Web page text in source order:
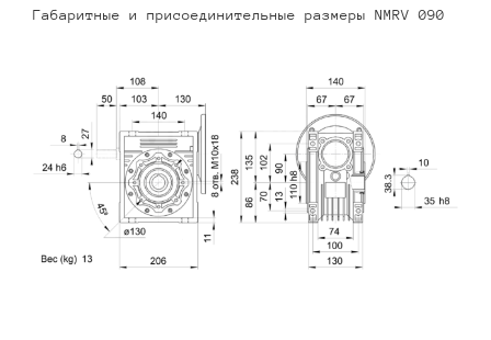
Габаритные и присоединительные размеры NMRV 090